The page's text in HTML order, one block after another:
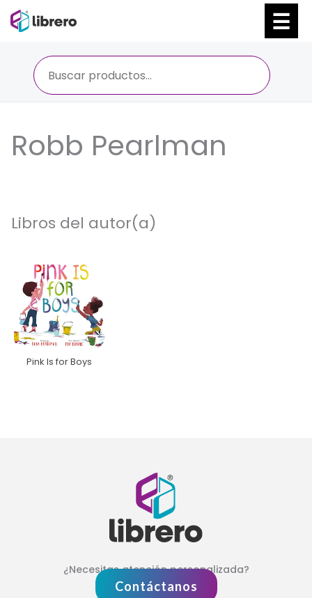
Robb Pearlman
Libros del autor(a)
Pink Is for Boys
¿Necesitas atención personalizada?
Contáctanos